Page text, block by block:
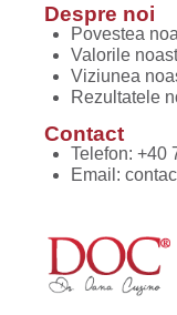
Despre noi
Povestea
Valorile
Viziunea
Rezultatele
Contact
Telefon: +40
Email: